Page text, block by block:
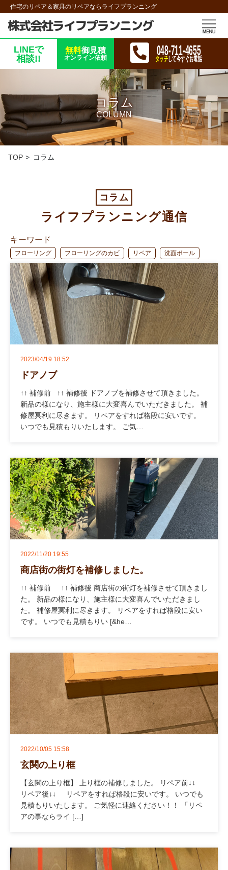
住宅のリペア＆家具のリペアならライフプランニング
株式会社ライフプランニング
048-711-4655
タッチして今すぐお電話
LINEで
相談!!
無料御見積
オンライン依頼
コラム
COLUMN
TOP コラム
コラム
ライフプランニング通信
キーワード
フローリング フローリングのカビ リペア 洗面ボール
2023/04/19 18:52
ドアノブ
↑↑ 補修前 ↑↑ 補修後 ドアノブを補修させて頂きました。
新品の様になり、施主様に大変喜んでいただきました。 補
修屋冥利に尽きます。 リペアをすれば格段に安いです。
いつでも見積もりいたします。 ご気…
2022/11/20 19:55
商店街の街灯を補修しました。
↑↑ 補修前 ↑↑ 補修後 商店街の街灯を補修させて頂きまし
た。 新品の様になり、施主様に大変喜んでいただきまし
た。 補修屋冥利に尽きます。 リペアをすれば格段に安い
です。 いつでも見積もりい [&he…
2022/10/05 15:58
玄関の上り框
【玄関の上り框】 上り框の補修しました。 リペア前↓↓
リペア後↓↓ リペアをすれば格段に安いです。 いつでも
見積もりいたします。 ご気軽に連絡ください！！ 「リペ
アの事ならライ […]